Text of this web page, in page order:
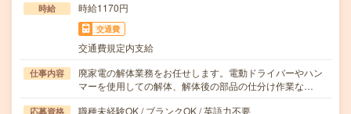
時給 時給1170円
交通費
交通費規定内支給
仕事内容
廃家電の解体業務をお任せします。電動ドライバーやハン
マーを使用しての解体、解体後の部品の仕分け作業な…
応募資格
職種未経験OK / ブランクOK / 英語力不要